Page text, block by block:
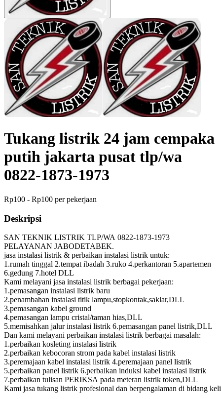
Tukang listrik 24 jam cempaka
putih jakarta pusat tlp/wa
0822-1873-1973
Rp100 - Rp100 per pekerjaan
Deskripsi
SAN TEKNIK LISTRIK TLP/WA 0822-1873-1973
PELAYANAN JABODETABEK.
jasa instalasi listrik & perbaikan instalasi listrik untuk:
1.rumah tinggal 2.tempat ibadah 3.ruko 4.perkantoran 5.apartemen
6.gedung 7.hotel DLL
Kami melayani jasa instalasi listrik berbagai pekerjaan:
1.pemasangan instalasi listrik baru
2.penambahan instalasi titik lampu,stopkontak,saklar,DLL
3.pemasangan kabel ground
4.pemasangan lampu cristal/taman hias,DLL
5.memisahkan jalur instalasi listrik 6.pemasangan panel listrik,DLL
Dan kami melayani perbaikan instalasi listrik berbagai masalah:
1.perbaikan kosleting instalasi listrik
2.perbaikan kebocoran strom pada kabel instalasi listrik
3.peremajaan kabel instalasi listrik 4.peremajaan panel listrik
5.perbaikan panel listrik 6.perbaikan induksi kabel instalasi listrik
7.perbaikan tulisan PERIKSA pada meteran listrik token,DLL
Kami jasa tukang listrik profesional dan berpengalaman di bidang